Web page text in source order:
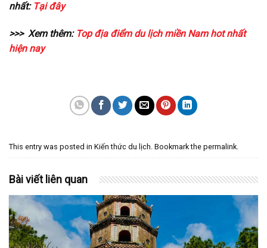
nhất: Tại đây
>>> Xem thêm: Top địa điểm du lịch miền Nam hot nhất
hiện nay
This entry was posted in Kiến thức du lịch. Bookmark the permalink.
Bài viết liên quan